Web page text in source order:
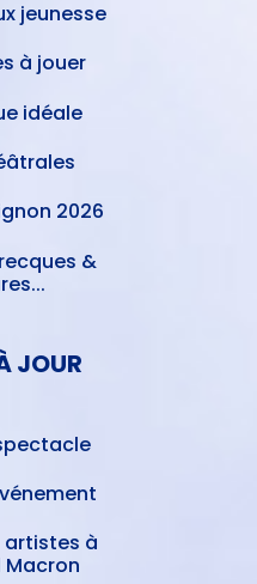
jeunesse
à jouer
idéale
2026
&
JOUR
artistes à
Macron